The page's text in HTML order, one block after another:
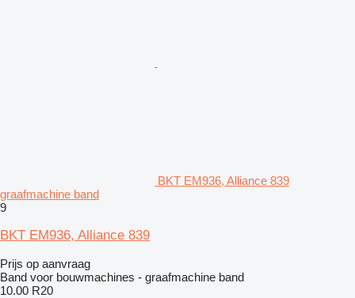
BKT EM936, Alliance 839
graafmachine band
9
BKT EM936, Alliance 839
Prijs op aanvraag
Band voor bouwmachines - graafmachine band
10.00 R20